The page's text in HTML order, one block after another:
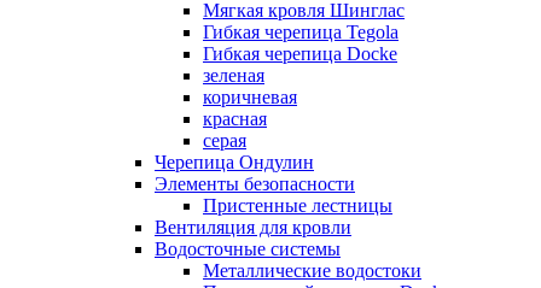
Мягкая кровля Шинглас
Гибкая черепица Tegola
Гибкая черепица Docke
зеленая
коричневая
красная
серая
Черепица Ондулин
Элементы безопасности
Пристенные лестницы
Вентиляция для кровли
Водосточные системы
Металлические водостоки